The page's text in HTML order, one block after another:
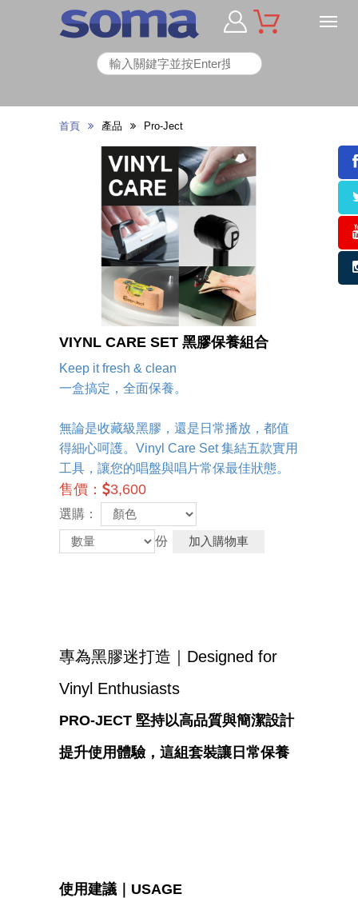
首頁 產品 Pro-Ject
VIYNL CARE SET 黑膠保養組合
Keep it fresh & clean
一盒搞定，全面保養。
無論是收藏級黑膠，還是日常播放，都值
得細心呵護。Vinyl Care Set 集結五款實用
工具，讓您的唱盤與唱片常保最佳狀態。
售價： 3,600
選購：
份
專為黑膠迷打造｜Designed for
Vinyl Enthusiasts
PRO-JECT 堅持以高品質與簡潔設計
提升使用體驗，這組套裝讓日常保養
使用建議｜USAGE